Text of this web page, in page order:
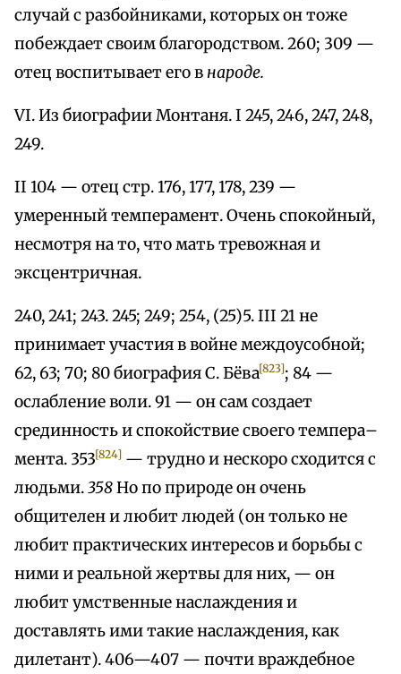
случай с разбойниками, которых он тоже
побеждает своим благородством. 260; 309 —
отец воспитывает его в народе.
VI. Из биографии Монтаня. I 245, 246, 247, 248,
249.
II 104 — отец стр. 176, 177, 178, 239 —
умеренный темперамент. Очень спокойный,
несмотря на то, что мать тревожная и
эксцентричная.
240, 241; 243. 245; 249; 254, (25)5. III 21 не
принимает участия в войне междоусобной;
62, 63; 70; 80 биография С. Бёва[823]; 84 —
ослабление воли. 91 — он сам создает
срединность и спокойствие своего темпера–
мента. 353[824] — трудно и нескоро сходится с
людьми.358Но по природе он очень
общителен и любит людей (он только не
любит практических интересов и борьбы с
ними и реальной жертвы для них, — он
любит умственные наслаждения и
доставлять ими такие наслаждения, как
дилетант). 406—407 — почти враждебное